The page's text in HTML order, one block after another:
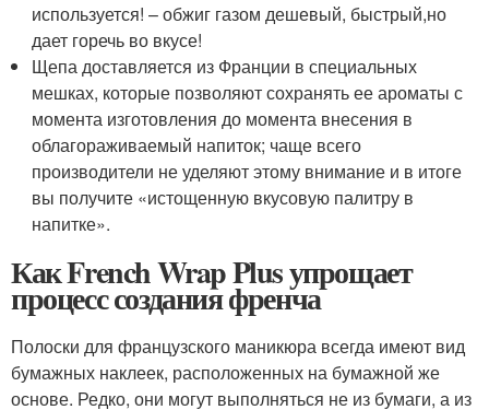
используется! – обжиг газом дешевый, быстрый,но
дает горечь во вкусе!
Щепа доставляется из Франции в специальных
мешках, которые позволяют сохранять ее ароматы с
момента изготовления до момента внесения в
облагораживаемый напиток; чаще всего
производители не уделяют этому внимание и в итоге
вы получите «истощенную вкусовую палитру в
напитке».
Как French Wrap Plus упрощает
процесс создания френча
Полоски для французского маникюра всегда имеют вид
бумажных наклеек, расположенных на бумажной же
основе. Редко, они могут выполняться не из бумаги, а из